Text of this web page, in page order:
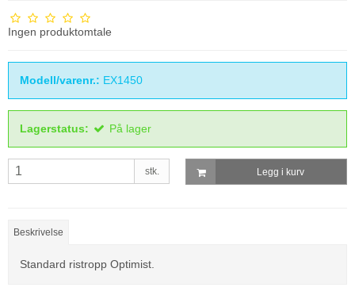
Ingen produktomtale
Modell/varenr.: EX1450
Lagerstatus: På lager
stk. Legg i kurv
Beskrivelse
Standard ristropp Optimist.